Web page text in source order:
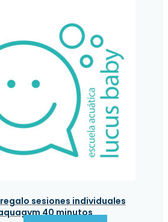
sesiones individuales
40 minutos